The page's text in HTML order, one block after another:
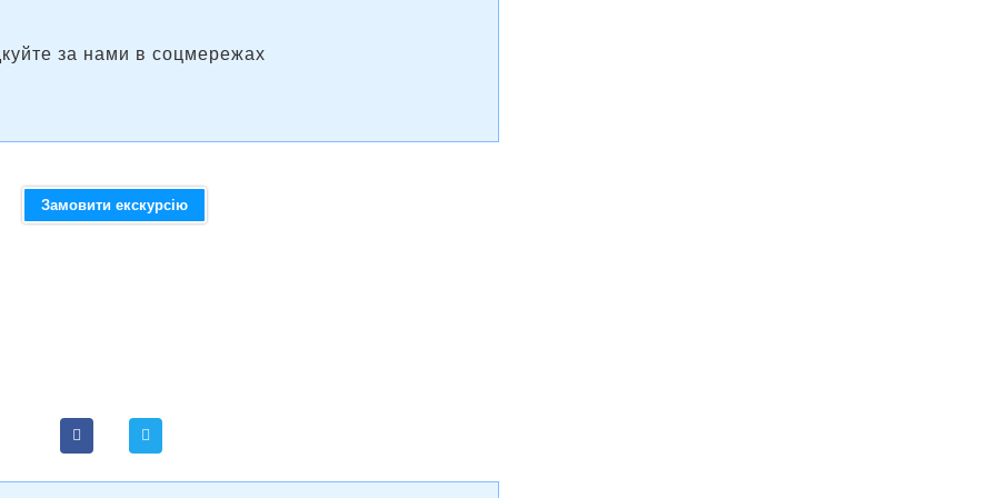
за нами в соцмережах
Замовити екскурсію